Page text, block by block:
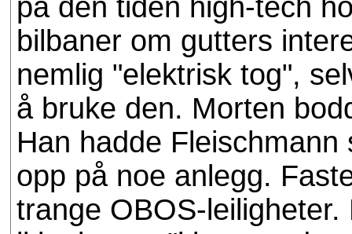
på den tiden high-tech
bilbaner om gutters
nemlig "elektrisk tog",
å bruke den. Morten
Han hadde
opp på noe anlegg.
trange OBOS-